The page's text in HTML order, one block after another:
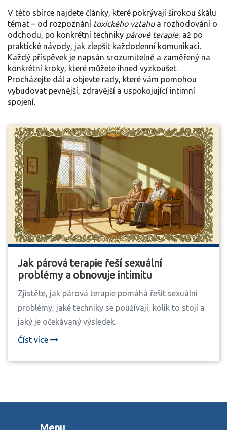
V této sbírce najdete články, které pokrývají širokou škálu
témat – od rozpoznání toxického vztahua rozhodování o
odchodu, po konkrétní techniky párové terapie, až po
praktické návody, jak zlepšit každodenní komunikaci.
Každý příspěvek je napsán srozumitelně a zaměřený na
konkrétní kroky, které můžete ihned vyzkoušet.
Procházejte dál a objevte rady, které vám pomohou
vybudovat pevnější, zdravější a uspokojující intimní
spojení.
Jak párová terapie řeší sexuální
problémy a obnovuje intimitu
Zjistěte, jak párová terapie pomáhá řešit sexuální
problémy, jaké techniky se používají, kolik to stojí a
jaký je očekávaný výsledek.
Číst více